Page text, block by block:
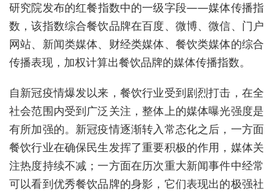
研究院发布的红餐指数中的一级字段——媒体传播指
数，该指数综合餐饮品牌在百度、微博、微信、门户
网站、新闻类媒体、财经类媒体、餐饮类媒体的综合
传播表现，加权计算出餐饮品牌的媒体传播指数。
自新冠疫情爆发以来，餐饮行业受到剧烈打击，在全
社会范围内受到广泛关注，整体上的媒体曝光强度是
有所加强的。新冠疫情逐渐转入常态化之后，一方面
餐饮行业在确保民生发挥了重要积极的作用，媒体关
注热度持续不减；一方面在历次重大新闻事件中经常
可以看到优秀餐饮品牌的身影，它们表现出的极强社